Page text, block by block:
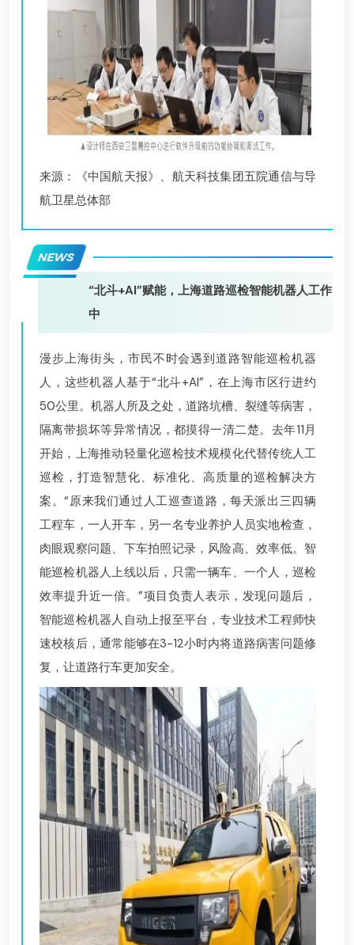
来源：《中国航天报》、航天科技集团五院通信与导
航卫星总体部
NEWS
“北斗+AI”赋能，上海道路巡检智能机器人工作
中
漫步上海街头，市民不时会遇到道路智能巡检机器
人，这些机器人基于“北斗+AI”，在上海市区行进约
50公里。机器人所及之处，道路坑槽、裂缝等病害，
隔离带损坏等异常情况，都摸得一清二楚。去年11月
开始，上海推动轻量化巡检技术规模化代替传统人工
巡检，打造智慧化、标准化、高质量的巡检解决方
案。“原来我们通过人工巡查道路，每天派出三四辆
工程车，一人开车，另一名专业养护人员实地检查，
肉眼观察问题、下车拍照记录，风险高、效率低。智
能巡检机器人上线以后，只需一辆车、一个人，巡检
效率提升近一倍。”项目负责人表示，发现问题后，
智能巡检机器人自动上报至平台，专业技术工程师快
速校核后，通常能够在3-12小时内将道路病害问题修
复，让道路行车更加安全。